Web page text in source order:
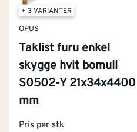
+ 3 VARIANTER
OPUS
Taklist furu enkel
skygge hvit bomull
S0502-Y 21x34x4400
mm
Pris per stk